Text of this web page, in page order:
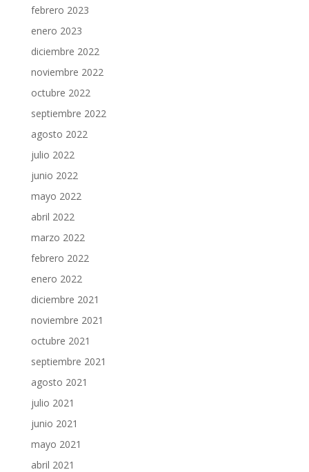
febrero 2023
enero 2023
diciembre 2022
noviembre 2022
octubre 2022
septiembre 2022
agosto 2022
julio 2022
junio 2022
mayo 2022
abril 2022
marzo 2022
febrero 2022
enero 2022
diciembre 2021
noviembre 2021
octubre 2021
septiembre 2021
agosto 2021
julio 2021
junio 2021
mayo 2021
abril 2021